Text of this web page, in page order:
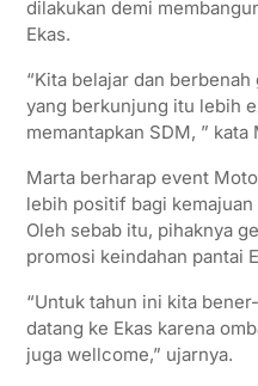
dilakukan demi
Ekas.
“Kita belajar dan
yang berkunjung itu lebih
memantapkan SDM, ” kata
Marta berharap event
lebih positif bagi
Oleh sebab itu, pihaknya
promosi keindahan pantai
“Untuk tahun ini kita
datang ke Ekas karena
juga wellcome,” ujarnya.